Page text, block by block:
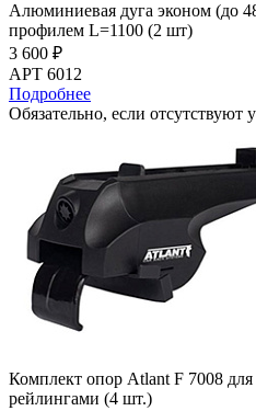
Алюминиевая дуга эконом (до
профилем L=1100 (2 шт)
3 600 ₽
АРТ 6012
Подробнее
Обязательно, если отсутствуют
Комплект опор Atlant F 7008
рейлингами (4 шт.)